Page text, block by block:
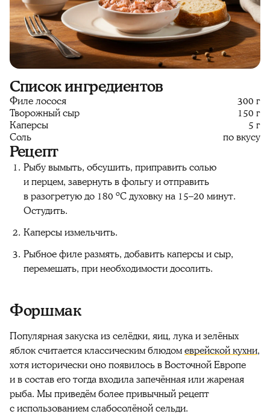
Список ингредиентов
Филе лосося
300 г
Творожный сыр
150 г
Каперсы
5 г
Соль
по вкусу
Рецепт
Рыбу вымыть, обсушить, приправить солью
и перцем, завернуть в фольгу и отправить
в разогретую до 180 ºС духовку на 15–20 минут.
Остудить.
Каперсы измельчить.
Рыбное филе размять, добавить каперсы и сыр,
перемешать, при необходимости досолить.
Форшмак
Популярная закуска из селёдки, яиц, лука и зелёных
яблок считается классическим блюдомеврейской кухни,
хотя исторически оно появилось в Восточной Европе
и в состав его тогда входила запечённая или жареная
рыба. Мы приведём более привычный рецепт
с использованием слабосолёной сельди.